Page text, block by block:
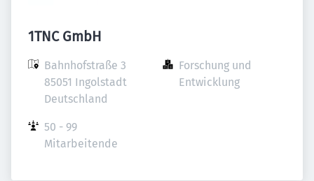
1TNC GmbH
Bahnhofstraße 3
85051 Ingolstadt
Deutschland
Forschung und
Entwicklung
50 - 99
Mitarbeitende